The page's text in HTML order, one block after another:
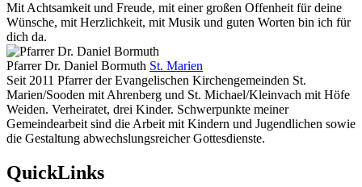
Mit Achtsamkeit und Freude, mit einer großen Offenheit für deine
Wünsche, mit Herzlichkeit, mit Musik und guten Worten bin ich für
dich da.
Pfarrer Dr. Daniel Bormuth St. Marien
Seit 2011 Pfarrer der Evangelischen Kirchengemeinden St.
Marien/Sooden mit Ahrenberg und St. Michael/Kleinvach mit Höfe
Weiden. Verheiratet, drei Kinder. Schwerpunkte meiner
Gemeindearbeit sind die Arbeit mit Kindern und Jugendlichen sowie
die Gestaltung abwechslungsreicher Gottesdienste.
QuickLinks